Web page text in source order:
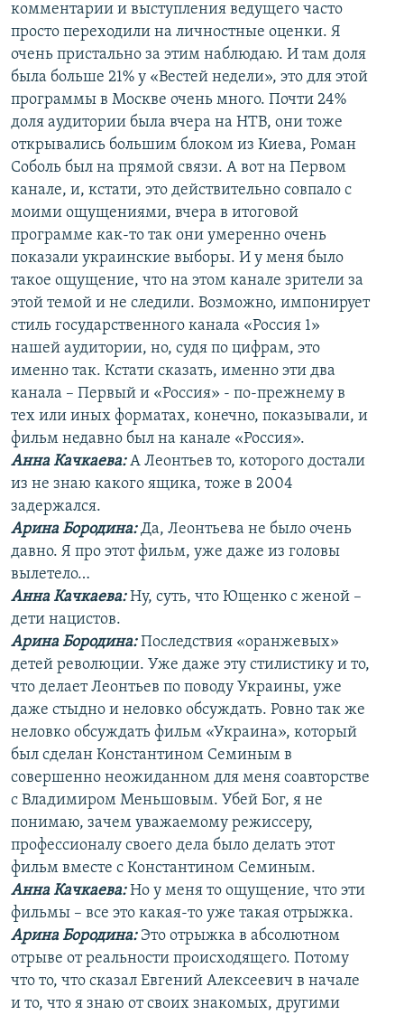
комментарии и выступления ведущего часто
просто переходили на личностные оценки. Я
очень пристально за этим наблюдаю. И там доля
была больше 21% у «Вестей недели», это для этой
программы в Москве очень много. Почти 24%
доля аудитории была вчера на НТВ, они тоже
открывались большим блоком из Киева, Роман
Соболь был на прямой связи. А вот на Первом
канале, и, кстати, это действительно совпало с
моими ощущениями, вчера в итоговой
программе как-то так они умеренно очень
показали украинские выборы. И у меня было
такое ощущение, что на этом канале зрители за
этой темой и не следили. Возможно, импонирует
стиль государственного канала «Россия 1»
нашей аудитории, но, судя по цифрам, это
именно так. Кстати сказать, именно эти два
канала – Первый и «Россия» - по-прежнему в
тех или иных форматах, конечно, показывали, и
фильм недавно был на канале «Россия».
Анна Качкаева:А Леонтьев то, которого достали
из не знаю какого ящика, тоже в 2004
задержался.
Арина Бородина:Да, Леонтьева не было очень
давно. Я про этот фильм, уже даже из головы
вылетело…
Анна Качкаева:Ну, суть, что Ющенко с женой –
дети нацистов.
Арина Бородина:Последствия «оранжевых»
детей революции. Уже даже эту стилистику и то,
что делает Леонтьев по поводу Украины, уже
даже стыдно и неловко обсуждать. Ровно так же
неловко обсуждать фильм «Украина», который
был сделан Константином Семиным в
совершенно неожиданном для меня соавторстве
с Владимиром Меньшовым. Убей Бог, я не
понимаю, зачем уважаемому режиссеру,
профессионалу своего дела было делать этот
фильм вместе с Константином Семиным.
Анна Качкаева:Но у меня то ощущение, что эти
фильмы – все это какая-то уже такая отрыжка.
Арина Бородина:Это отрыжка в абсолютном
отрыве от реальности происходящего. Потому
что то, что сказал Евгений Алексеевич в начале
и то, что я знаю от своих знакомых, другими